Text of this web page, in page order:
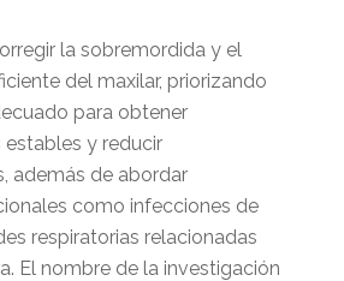
la sobremordida y el
del maxilar, priorizando
para obtener
y reducir
además de abordar
como infecciones de
respiratorias relacionadas
El nombre de la investigación